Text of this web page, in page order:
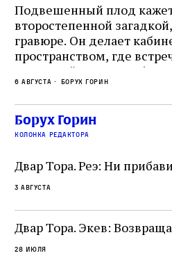
Подвешенный плод
второстепенной
гравюре. Он делает
пространством, где
греческий и латынь;
церковная традиция;
точность и понятность;
убеждённый в
читатель,
не просто покровитель
окружённый книгами.
одно решение которого
целой общины и стало
спора о том, кому
слово в переводе Библии
6 августа Борух Горин
Борух Горин
колонка редактора
Двар Тора. Реэ: Ни
3 августа
Двар Тора. Экев:
28 июля